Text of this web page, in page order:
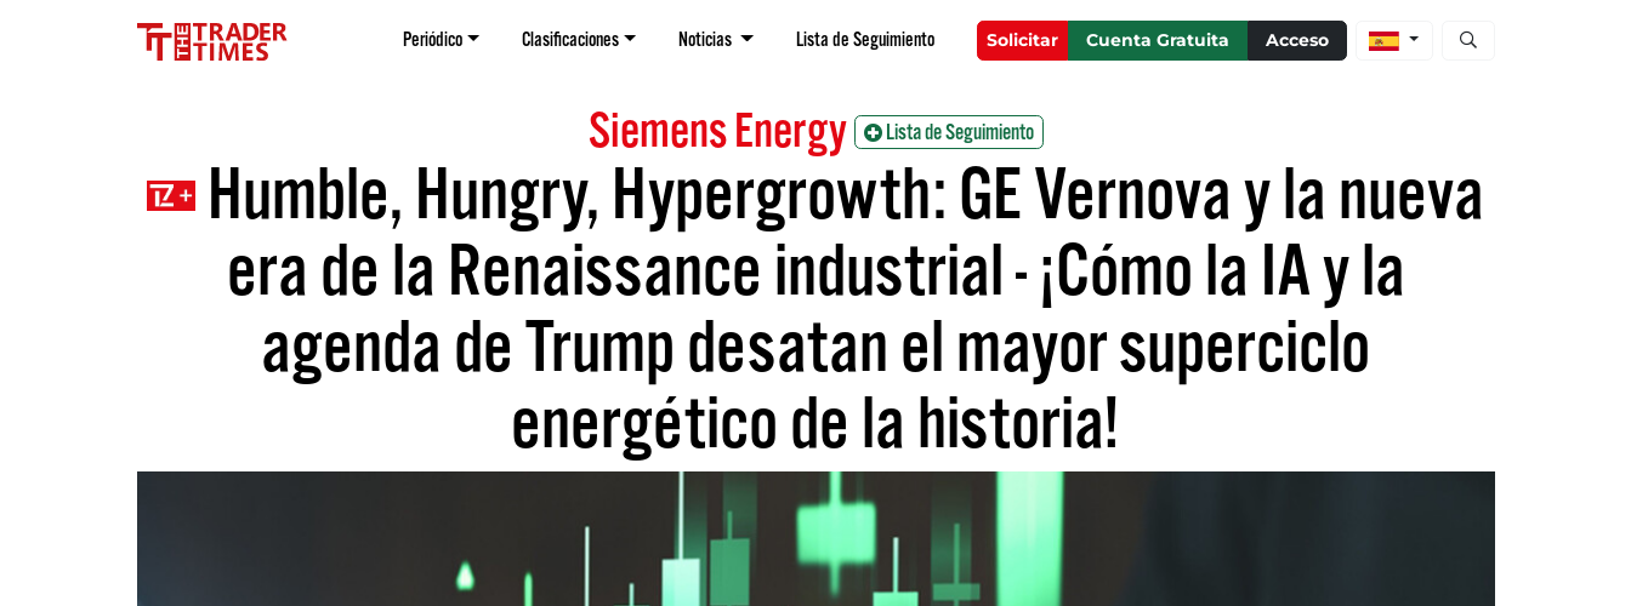
Periódico Clasificaciones Noticias Lista de Seguimiento Solicitar Cuenta Gratuita Acceso Abrir búsqueda de
Siemens Energy Lista de Seguimiento
Humble, Hungry, Hypergrowth: GE Vernova y la nueva
era de la Renaissance industrial - ¡Cómo la IA y la
agenda de Trump desatan el mayor superciclo
energético de la historia!